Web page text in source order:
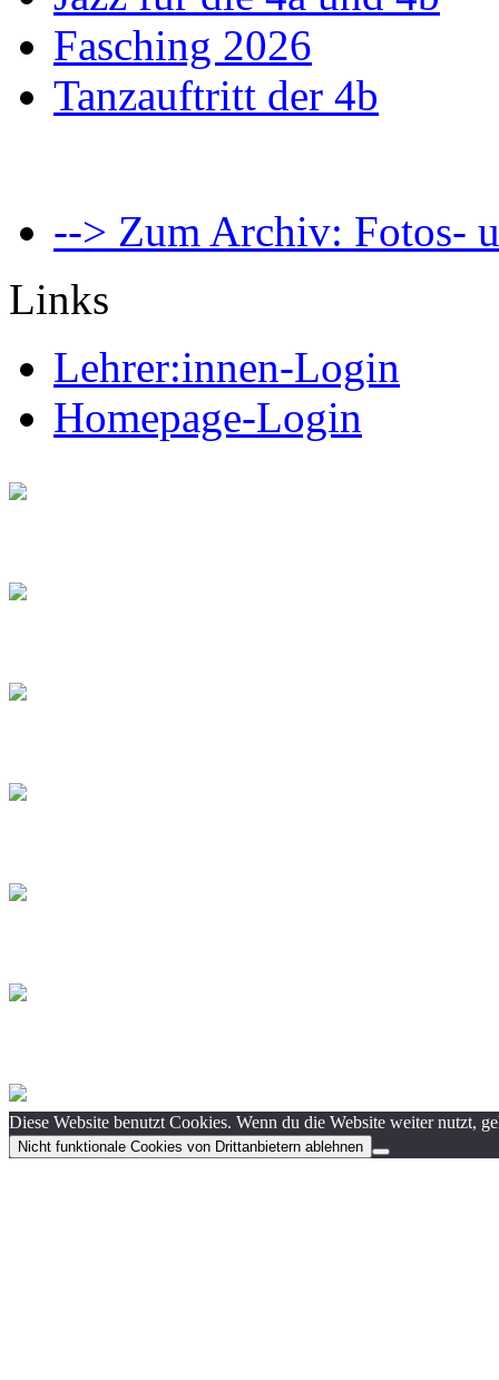
Fasching 2026
Tanzauftritt der 4b
--> Zum Archiv: Fotos-
Links
Lehrer:innen-Login
Homepage-Login
Diese Website benutzt Cookies. Wenn du die Website weiter nutzt,
Nicht funktionale Cookies von Drittanbietern ablehnen